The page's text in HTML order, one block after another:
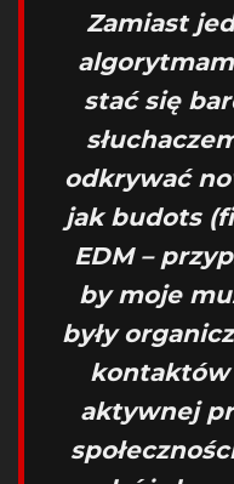
Zamiast
stać się
odkrywać
jak budots
EDM –
by moje
były
kontaktów
aktywnej